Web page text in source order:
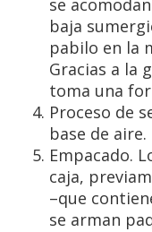
se
baja
pabilo en la
Gracias a la
toma una
Proceso de
base de aire.
Empacado.
caja,
–que
se arman